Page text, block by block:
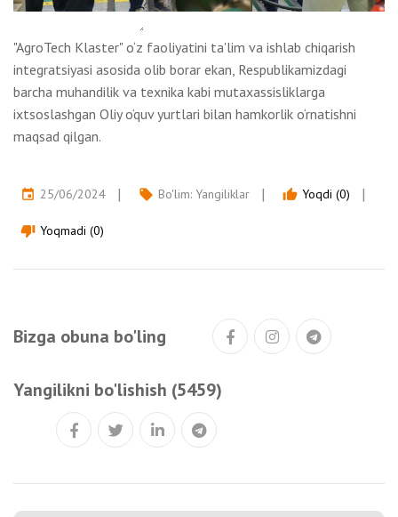
"AgroTech Klaster" o‘z faoliyatini ta'lim va ishlab chiqarish
integratsiyasi asosida olib borar ekan, Respublikamizdagi
barcha muhandilik va texnika kabi mutaxassisliklarga
ixtsoslashgan Oliy o‘quv yurtlari bilan hamkorlik o‘rnatishni
maqsad qilgan.
event 25/06/2024 local_offer Bo'lim: Yangiliklar thumb_up Yoqdi (0)
thumb_down Yoqmadi (0)
Bizga obuna bo'ling
Yangilikni bo'lishish (5459)